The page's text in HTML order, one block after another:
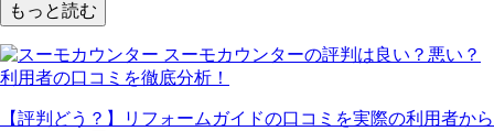
もっと読む
スーモカウンターの評判は良い？悪い？
利用者の口コミを徹底分析！
【評判どう？】リフォームガイドの口コミを実際の利用者から